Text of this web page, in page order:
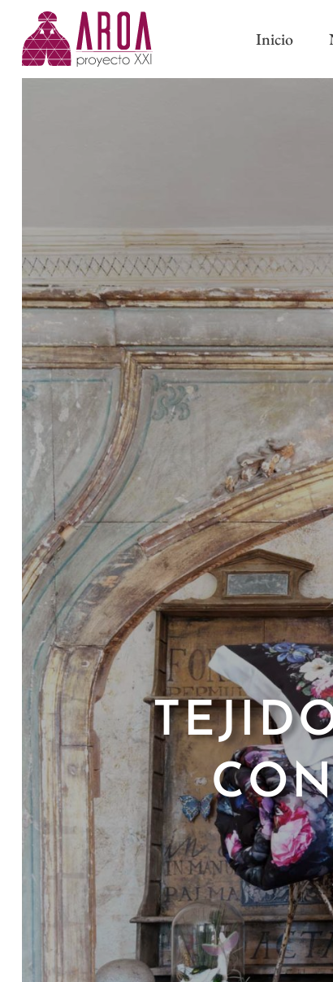
Inicio
CINTAS CON OLLAOS
CINTAS DE ESTOR
FORROS Y ENTRETELAS
OTROS COMPLEMENTOS DE
CONFECCIÓN
HERRAMIENTAS